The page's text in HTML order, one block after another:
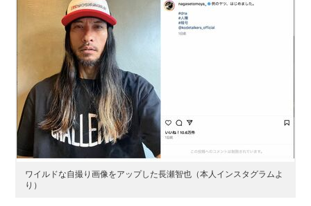
ワイルドな自撮り画像をアップした長瀬智也（本人インスタグラムよ
り）